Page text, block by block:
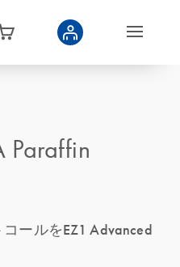
Paraffin
コールをEZ1 Advanced